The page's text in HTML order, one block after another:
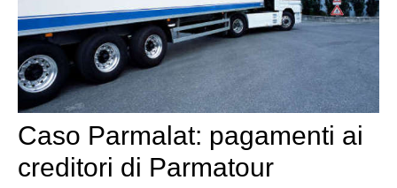
Caso Parmalat: pagamenti ai
creditori di Parmatour